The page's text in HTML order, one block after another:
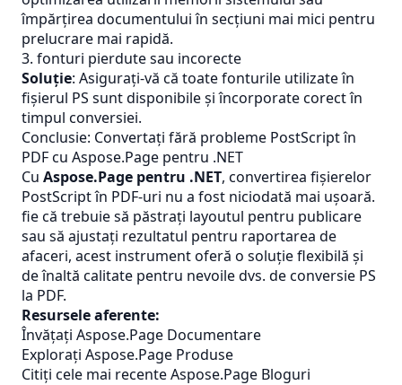
împărțirea documentului în secțiuni mai mici pentru
prelucrare mai rapidă.
3. fonturi pierdute sau incorecte
Soluție: Asigurați-vă că toate fonturile utilizate în
fișierul PS sunt disponibile și încorporate corect în
timpul conversiei.
Conclusie: Convertați fără probleme PostScript în
PDF cu Aspose.Page pentru .NET
Cu Aspose.Page pentru .NET, convertirea fișierelor
PostScript în PDF-uri nu a fost niciodată mai ușoară.
fie că trebuie să păstrați layoutul pentru publicare
sau să ajustați rezultatul pentru raportarea de
afaceri, acest instrument oferă o soluție flexibilă și
de înaltă calitate pentru nevoile dvs. de conversie PS
la PDF.
Resursele aferente:
Învățați Aspose.Page Documentare
Explorați Aspose.Page Produse
Citiți cele mai recente Aspose.Page Bloguri